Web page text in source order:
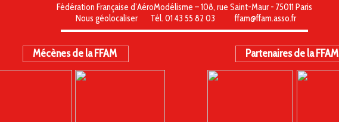
Fédération Française d’AéroModélisme – 108, rue Saint-Maur - 75011 Paris
Nous géolocaliser
Tél. 01 43 55 82 03 ffam@ffam.asso.fr
Mécènes de la FFAM Partenaires de la FFAM